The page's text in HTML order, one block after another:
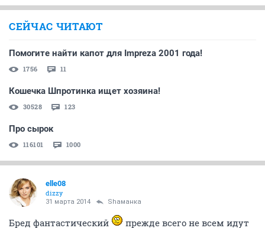
СЕЙЧАС ЧИТАЮТ
Помогите найти капот для Impreza 2001 года!
1756 11
Кошечка Шпротинка ищет хозяина!
30528 123
Про сырок
116101 1000
elle08
dizzy
31 марта 2014 Shаманка
Бред фантастический
прежде всего не всем идут